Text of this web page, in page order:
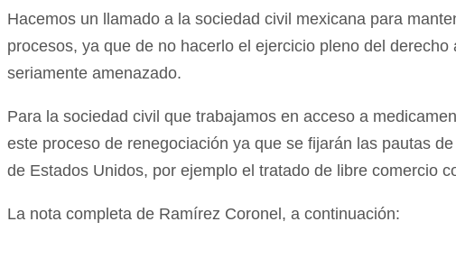
Hacemos un llamado a la sociedad civil mexicana para
procesos, ya que de no hacerlo el ejercicio pleno del
seriamente amenazado.
Para la sociedad civil que trabajamos en acceso a
este proceso de renegociación ya que se fijarán las pautas
de Estados Unidos, por ejemplo el tratado de libre comercio
La nota completa de Ramírez Coronel, a continuación: